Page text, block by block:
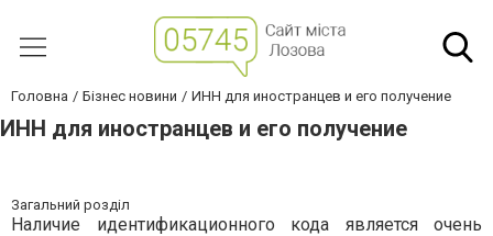
Головна Бізнес новини ИНН для иностранцев и его получение
ИНН для иностранцев и его получение
Загальний розділ
Наличие идентификационного кода является очень